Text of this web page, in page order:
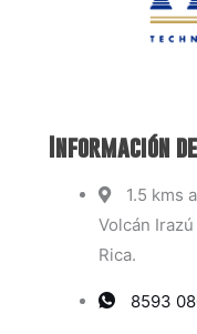
Información
1.5 kms
Volcán
Rica.
8593